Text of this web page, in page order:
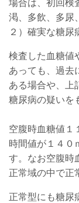
場合は、初回検
渇、多飲、多尿
２）確実な糖尿
検査した血糖値
あっても、過去
ある場合や、上
糖尿病の疑いを
空腹時血糖値１
時間値が１４０
す。なお空腹時
正常域の中で正
正常型にも糖尿